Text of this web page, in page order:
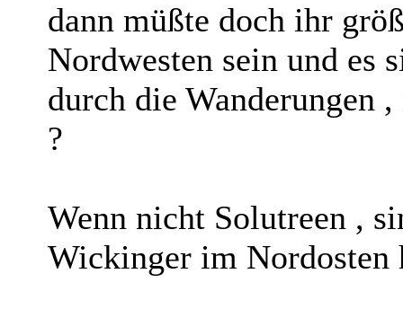
dann müßte doch ihr
Nordwesten sein und es
durch die Wanderungen
?
Wenn nicht Solutreen ,
Wickinger im Nordosten